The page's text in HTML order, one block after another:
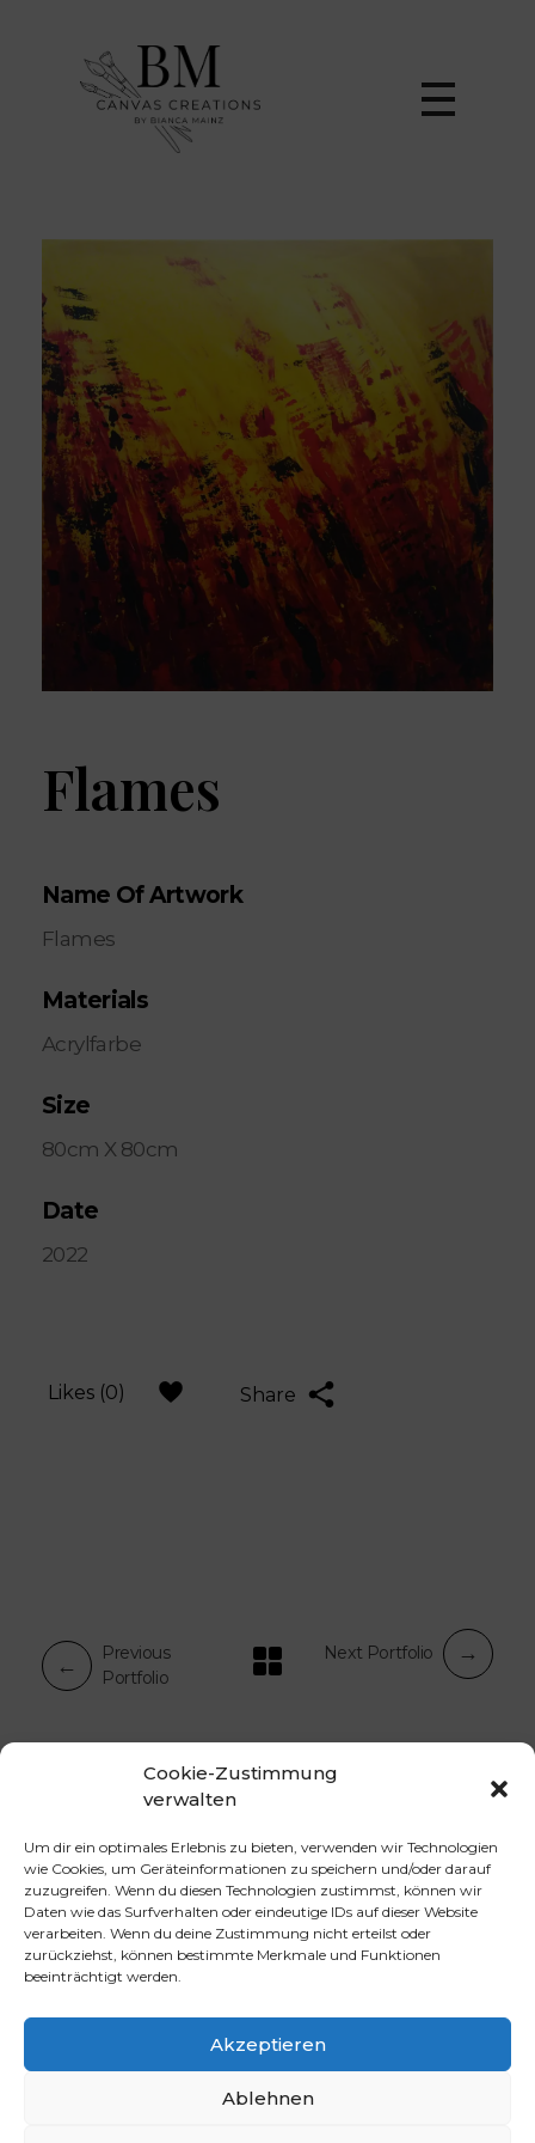
Cookie-Zustimmung
verwalten
Um dir ein optimales Erlebnis zu bieten, verwenden wir Technologien
wie Cookies, um Geräteinformationen zu speichern und/oder darauf
zuzugreifen. Wenn du diesen Technologien zustimmst, können wir
Daten wie das Surfverhalten oder eindeutige IDs auf dieser Website
verarbeiten. Wenn du deine Zustimmung nicht erteilst oder
zurückziehst, können bestimmte Merkmale und Funktionen
beeinträchtigt werden.
Akzeptieren
Ablehnen
Flames
Likes (0) Share
Name Of Artwork
Flames
Materials
Acrylfarbe
Size
80cm X 80cm
Date
2022
Previous
Portfolio
Next Portfolio
Canvas Creations by Bianca Mainz
Einzigartige Gemälde von Bianca Mainz